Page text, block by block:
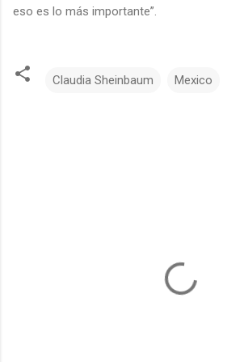
eso es lo más importante”.
Claudia Sheinbaum Mexico